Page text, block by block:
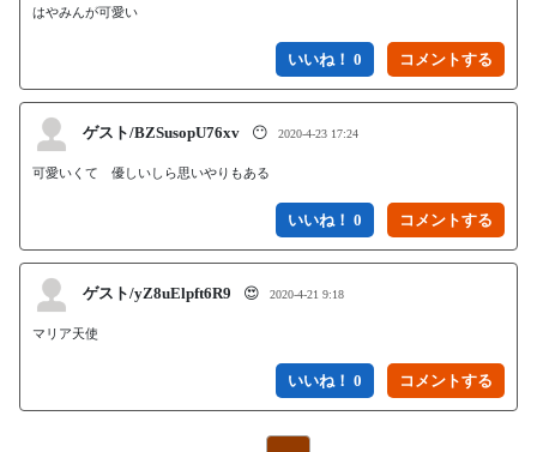
はやみんが可愛い
いいね！ 0
ゲスト/BZSusopU76xv 😶 2020-4-23 17:24
可愛いくて　優しいしら思いやりもある
いいね！ 0
ゲスト/yZ8uElpft6R9 😍 2020-4-21 9:18
マリア天使
いいね！ 0